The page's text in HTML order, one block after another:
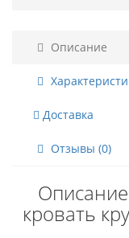
Описание
Доставка
Отзывы (0)
кровать